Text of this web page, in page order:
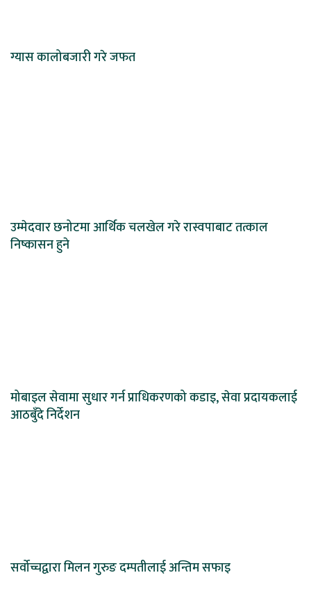
ग्यास कालोबजारी गरे जफत
उम्मेदवार छनोटमा आर्थिक चलखेल गरे रास्वपाबाट तत्काल
निष्कासन हुने
मोबाइल सेवामा सुधार गर्न प्राधिकरणको कडाइ, सेवा प्रदायकलाई
आठबुँदे निर्देशन
सर्वोच्चद्वारा मिलन गुरुङ दम्पतीलाई अन्तिम सफाइ